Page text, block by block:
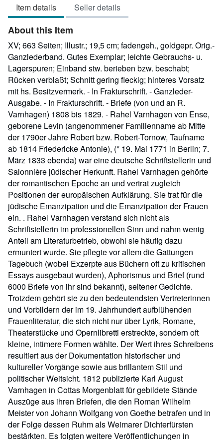
of
5
Item details Seller details
About this Item
XV; 663 Seiten; Illustr.; 19,5 cm; fadengeh., goldgepr. Orig.-
Ganzlederband. Gutes Exemplar; leichte Gebrauchs- u.
Lagerspuren; Einband stw. berieben bzw. beschabt;
Rücken verblaßt; Schnitt gering fleckig; hinteres Vorsatz
mit hs. Besitzvermerk. - In Frakturschrift. - Ganzleder-
Ausgabe. - In Frakturschrift. - Briefe (von und an R.
Varnhagen) 1808 bis 1829. - Rahel Varnhagen von Ense,
geborene Levin (angenommener Familienname ab Mitte
der 1790er Jahre Robert bzw. Robert-Tornow, Taufname
ab 1814 Friedericke Antonie), (* 19. Mai 1771 in Berlin; 7.
März 1833 ebenda) war eine deutsche Schriftstellerin und
Salonnière jüdischer Herkunft. Rahel Varnhagen gehörte
der romantischen Epoche an und vertrat zugleich
Positionen der europäischen Aufklärung. Sie trat für die
jüdische Emanzipation und die Emanzipation der Frauen
ein. . Rahel Varnhagen verstand sich nicht als
Schriftstellerin im professionellen Sinn und nahm wenig
Anteil am Literaturbetrieb, obwohl sie häufig dazu
ermuntert wurde. Sie pflegte vor allem die Gattungen
Tagebuch (wobei Exzerpte aus Büchern oft zu kritischen
Essays ausgebaut wurden), Aphorismus und Brief (rund
6000 Briefe von ihr sind bekannt), seltener Gedichte.
Trotzdem gehört sie zu den bedeutendsten Vertreterinnen
und Vorbildern der im 19. Jahrhundert aufblühenden
Frauenliteratur, die sich nicht nur über Lyrik, Romane,
Theaterstücke und Opernlibretti erstreckte, sondern oft
kleine, intimere Formen wählte. Der Wert ihres Schreibens
resultiert aus der Dokumentation historischer und
kultureller Vorgänge sowie aus brillantem Stil und
politischer Weitsicht. 1812 publizierte Karl August
Varnhagen in Cottas Morgenblatt für gebildete Stände
Auszüge aus ihren Briefen, die den Roman Wilhelm
Meister von Johann Wolfgang von Goethe betrafen und in
der Folge dessen Ruhm als Weimarer Dichterfürsten
bestärkten. Es folgten weitere Veröffentlichungen in